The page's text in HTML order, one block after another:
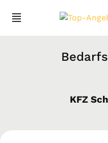
KFZ